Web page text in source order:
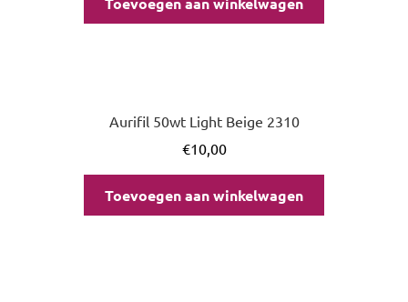
Aurifil 50wt Light Beige 2310
€10,00
Toevoegen aan winkelwagen